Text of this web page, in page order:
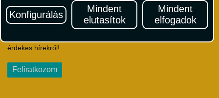
Konfigurálás
Mindent
elutasítok
Mindent
elfogadok
Hírlevél
Iratkozzon fel Magyarország egyik legszínesebb utazási
érdekes hírekről!
Feliratkozom